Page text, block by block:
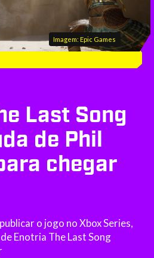
Imagem: Epic Games
Last Song
de Phil
chegar
o jogo no Xbox Series,
Enotria The Last Song